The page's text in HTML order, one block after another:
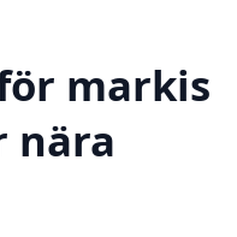
markis
nära